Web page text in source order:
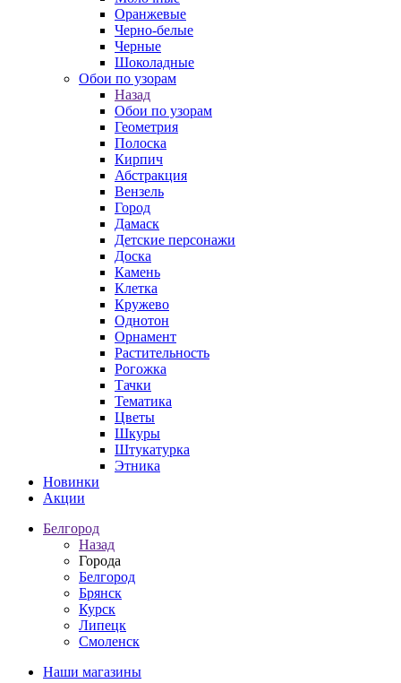
Оранжевые
Черно-белые
Черные
Шоколадные
Обои по узорам
Назад
Обои по узорам
Геометрия
Полоска
Кирпич
Абстракция
Вензель
Город
Дамаск
Детские персонажи
Доска
Камень
Клетка
Кружево
Однотон
Орнамент
Растительность
Рогожка
Тачки
Тематика
Цветы
Шкуры
Штукатурка
Этника
Новинки
Акции
Белгород
Назад
Города
Белгород
Брянск
Курск
Липецк
Смоленск
Наши магазины